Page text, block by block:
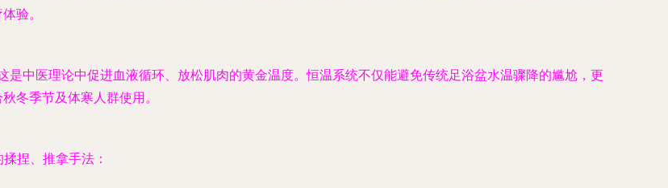
验。
中医理论中促进血液循环、放松肌肉的黄金温度。恒温系统不仅能避免传统足浴盆水温骤降的尴尬，更
冬季节及体寒人群使用。
捏、推拿手法：